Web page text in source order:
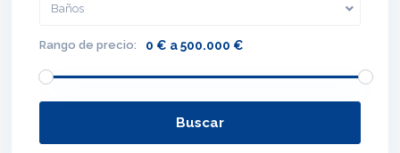
Baños
Rango de precio: 0 € a 500.000 €
Buscar